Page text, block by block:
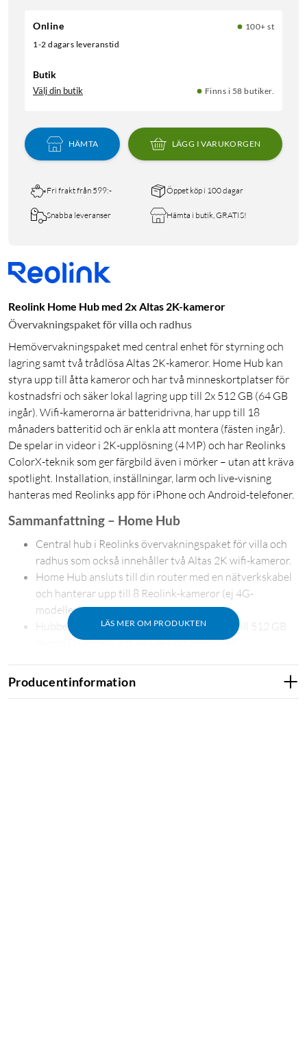
Online
100+ st
1-2 dagars leveranstid
Butik
Välj din butik Finns i 58 butiker.
HÄMTA LÄGG I VARUKORGEN
Fri frakt från 599:- Öppet köp i 100 dagar
Snabba leveranser Hämta i butik, GRATIS!
Reolink Home Hub med 2x Altas 2K-kameror
Övervakningspaket för villa och radhus
Hemövervakningspaket med central enhet för styrning och
lagring samt två trådlösa Altas 2K-kameror. Home Hub kan
styra upp till åtta kameror och har två minneskortplatser för
kostnadsfri och säker lokal lagring upp till 2x 512 GB (64 GB
ingår). Wifi-kamerorna är batteridrivna, har upp till 18
månaders batteritid och är enkla att montera (fästen ingår).
De spelar in videor i 2K-upplösning (4 MP) och har Reolinks
ColorX-teknik som ger färgbild även i mörker – utan att kräva
spotlight. Installation, inställningar, larm och live-visning
hanteras med Reolinks app för iPhone och Android-telefoner.
LÄS MER OM PRODUKTEN
Sammanfattning – Home Hub
Central hub i Reolinks övervakningspaket för villa och
radhus som också innehåller två Altas 2K wifi-kameror.
Home Hub ansluts till din router med en nätverkskabel
och hanterar upp till 8 Reolink-kameror (ej 4G-
modeller).
Hubben har två minneskortplatser för upp till 512 GB
microSD vardera. Ett 64 GB-kort medföljer.
anpassade ljud som kan aktiveras vid larm från kamera.
Producentinformation